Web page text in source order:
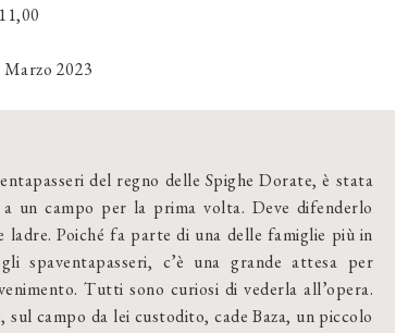
Marzo 2023
del regno delle Spighe Dorate, è stata
a un campo per la prima volta. Deve difenderlo
ladre. Poiché fa parte di una delle famiglie più in
spaventapasseri, c’è una grande attesa per
Tutti sono curiosi di vederla all’opera.
sul campo da lei custodito, cade Baza, un piccolo